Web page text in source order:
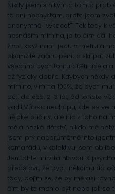
Nikdy jsem s nikým o tomto
to ani nechystám, proto jsem
anonymně "vykecat". Tak tedy k
nesnáším mimina, je to čím dál
život, když např. jedu v metru a
okamžitě začnu pěnit a skřípat
všechno bych tomu dítěti
až fyzicky dobře. Kdybych někdy
mimino, vím na 100%, že bych
dětí do cca. 2-3 let, od tohoto
vadit.Vůbec nechápu, kde se ve
nějaké příčiny, ale nic z toho na
měla hezké dětství, nikdo mě
jsem prý nadprůměrně
kamarádů, v kolektivu jsem
Jen tohle mi vrtá hlavou. K
představit, že bych někomu do
tady, bojím se, že by mě asi
čím by to mohlo být nebo jak se